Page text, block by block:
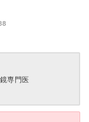
専門医